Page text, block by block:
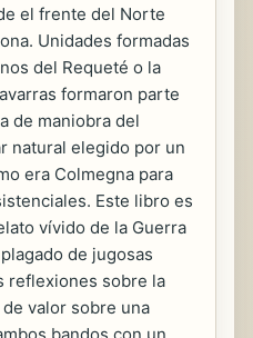
el frente del Norte
Unidades formadas
del Requeté o la
formaron parte
de maniobra del
natural elegido por un
era Colmegna para
Este libro es
vívido de la Guerra
de jugosas
reflexiones sobre la
valor sobre una